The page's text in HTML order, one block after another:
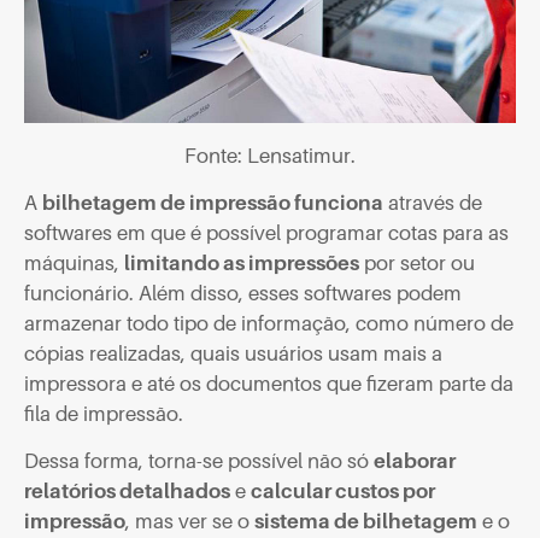
Fonte: Lensatimur.
A bilhetagem de impressão funciona através de
softwares em que é possível programar cotas para as
máquinas, limitando as impressões por setor ou
funcionário. Além disso, esses softwares podem
armazenar todo tipo de informação, como número de
cópias realizadas, quais usuários usam mais a
impressora e até os documentos que fizeram parte da
fila de impressão.
Dessa forma, torna-se possível não só elaborar
relatórios detalhados e calcular custos por
impressão, mas ver se o sistema de bilhetagem e o